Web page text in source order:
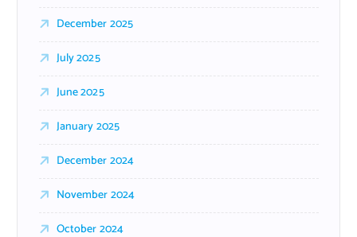
December 2025
July 2025
June 2025
January 2025
December 2024
November 2024
October 2024